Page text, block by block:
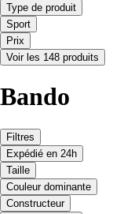
Type de produit
Sport
Prix
Voir les 148 produits
Bando
Filtres
Expédié en 24h
Taille
Couleur dominante
Constructeur